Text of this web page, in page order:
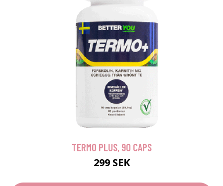
TERMO PLUS, 90 CAPS
299 SEK